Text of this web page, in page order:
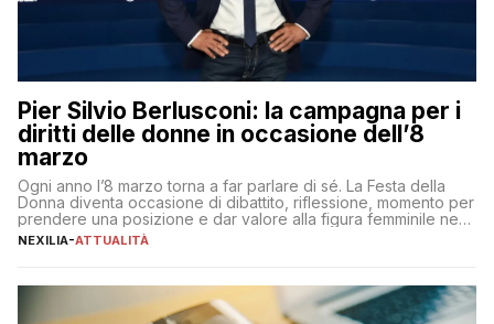
Pier Silvio Berlusconi: la campagna per i
diritti delle donne in occasione dell’8
marzo
Ogni anno l’8 marzo torna a far parlare di sé. La Festa della
Donna diventa occasione di dibattito, riflessione, momento per
prendere una posizione e dar valore alla figura femminile nella
sua complessità e crucialità. A lanciare un messaggio “forte e
NEXILIA-ATTUALITÀ